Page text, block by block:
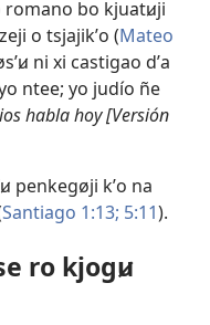
romano bo kjuatꞹji
o tsjajikʼo (Mateo
ni xi castigao dʼa
ntee; yo judío ñe
habla hoy [Versión
penkegøji kʼo na
Santiago 1:13; 5:11).
ro kjogꞹ